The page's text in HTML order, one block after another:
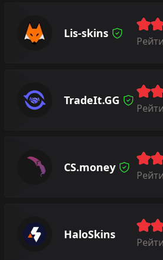
Lis-skins
TradeIt.GG
CS.money
HaloSkins